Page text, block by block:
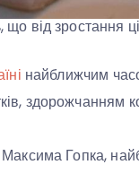
від зростання
найближчим
здорожчанням
Гопка,